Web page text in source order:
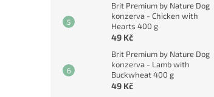
Brit Premium by Nature Dog
konzerva - Chicken with
Hearts 400 g
49 Kč
Brit Premium by Nature Dog
konzerva - Lamb with
Buckwheat 400 g
49 Kč